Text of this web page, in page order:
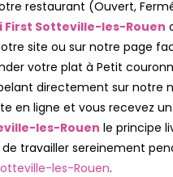
restaurant (Ouvert,
First Sotteville-les-Rouen
site ou sur notre page
votre plat à Petit
directement sur notre
en ligne et vous recevez
les-Rouen le principe
travailler sereinement
les-Rouen.